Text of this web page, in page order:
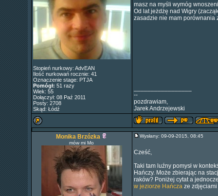
Stopień nurkowy: AdvEAN
Ilość nurkowań rocznie: 41
Oznaczenie stage: PTJA
Pomógł: 51 razy
Wiek: 55
Dołączył: 08 Paź 2011
Posty: 2708
Skąd: Łódź
masz na myśli wymóg
Od lat jeżdżę nad Wigry
zasadzie nie mam porównania
--
pozdrawiam,
Jarek Andrzejewski
Monika Brzózka
mów mi Mo
Wysłany: 09-09-2015, 08:45
Cześć,
Taki tam luźny pomysł w
Hańczy. Może zbierając na
raków? Poniżej cytat a
w jeziorze Hańczaze zdjęciami